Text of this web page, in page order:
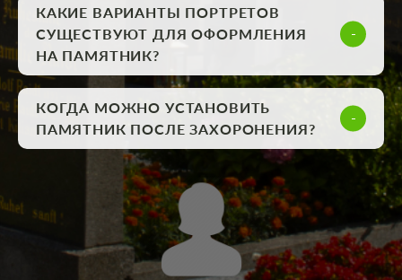
КАКИЕ ВАРИАНТЫ ПОРТРЕТОВ
СУЩЕСТВУЮТ ДЛЯ ОФОРМЛЕНИЯ
НА ПАМЯТНИК?
КОГДА МОЖНО УСТАНОВИТЬ
ПАМЯТНИК ПОСЛЕ ЗАХОРОНЕНИЯ?